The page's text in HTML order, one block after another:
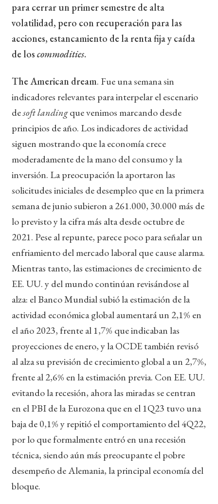
para cerrar un primer semestre de alta
volatilidad, pero con recuperación para las
acciones, estancamiento de la renta fija y caída
de loscommodities.
The American dream. Fue una semana sin
indicadores relevantes para interpelar el escenario
desoft landingque venimos marcando desde
principios de año. Los indicadores de actividad
siguen mostrando que la economía crece
moderadamente de la mano del consumo y la
inversión. La preocupación la aportaron las
solicitudes iniciales de desempleo que en la primera
semana de junio subieron a 261.000, 30.000 más de
lo previsto y la cifra más alta desde octubre de
2021. Pese al repunte, parece poco para señalar un
enfriamiento del mercado laboral que cause alarma.
Mientras tanto, las estimaciones de crecimiento de
EE. UU. y del mundo continúan revisándose al
alza: el Banco Mundial subió la estimación de la
actividad económica global aumentará un 2,1% en
el año 2023, frente al 1,7% que indicaban las
proyecciones de enero, y la OCDE también revisó
al alza su previsión de crecimiento global a un 2,7%,
frente al 2,6% en la estimación previa. Con EE. UU.
evitando la recesión, ahora las miradas se centran
en el PBI de la Eurozona que en el 1Q23 tuvo una
baja de 0,1% y repitió el comportamiento del 4Q22,
por lo que formalmente entró en una recesión
técnica, siendo aún más preocupante el pobre
desempeño de Alemania, la principal economía del
bloque.